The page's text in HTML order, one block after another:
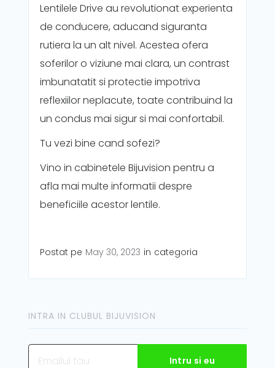
Lentilele Drive au revolutionat experienta
de conducere, aducand siguranta
rutiera la un alt nivel. Acestea ofera
soferilor o viziune mai clara, un contrast
imbunatatit si protectie impotriva
reflexiilor neplacute, toate contribuind la
un condus mai sigur si mai confortabil.
Tu vezi bine cand sofezi?
Vino in cabinetele Bijuvision pentru a
afla mai multe informatii despre
beneficiile acestor lentile.
Postat pe May 30, 2023 in categoria
INTRA IN CLUBUL BIJUVISION